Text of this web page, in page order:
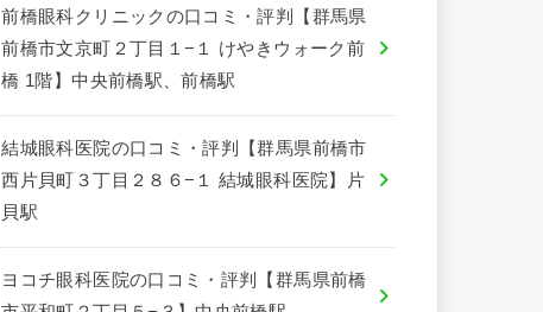
前橋眼科クリニックの口コミ・評判【群馬県
前橋市文京町２丁目１−１ けやきウォーク前
橋 1階】中央前橋駅、前橋駅
結城眼科医院の口コミ・評判【群馬県前橋市
西片貝町３丁目２８６−１ 結城眼科医院】片
貝駅
ヨコチ眼科医院の口コミ・評判【群馬県前橋